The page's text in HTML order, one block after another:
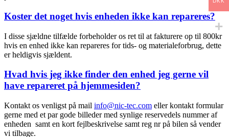
Koster det noget hvis enheden ikke kan repareres?
I disse sjældne tilfælde forbeholder os ret til at fakturere op til 800kr
hvis en enhed ikke kan repareres for tids- og materialeforbrug, dette
er heldigvis sjældent.
Hvad hvis jeg ikke finder den enhed jeg gerne vil
have repareret på hjemmesiden?
Kontakt os venligst på mail info@nic-tec.com eller kontakt formular
gerne med et par gode billeder med synlige reservedels nummer af
enheden samt en kort fejlbeskrivelse samt reg nr på bilen så vender
vi tilbage.